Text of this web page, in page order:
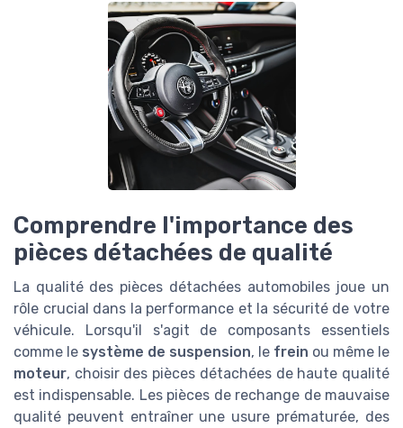
Comprendre l'importance des
pièces détachées de qualité
La qualité des pièces détachées automobiles joue un
rôle crucial dans la performance et la sécurité de votre
véhicule. Lorsqu'il s'agit de composants essentiels
comme le système de suspension, le frein ou même le
moteur, choisir des pièces détachées de haute qualité
est indispensable. Les pièces de rechange de mauvaise
qualité peuvent entraîner une usure prématurée, des